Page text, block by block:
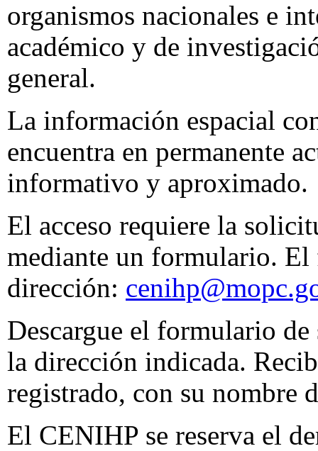
organismos nacionales e
académico y de
general.
La información espacial
encuentra en permanente
informativo y aproximado.
El acceso requiere la
mediante un formulario.
dirección:
Descargue el formulario
la dirección indicada.
registrado, con su nombre
El CENIHP se reserva el